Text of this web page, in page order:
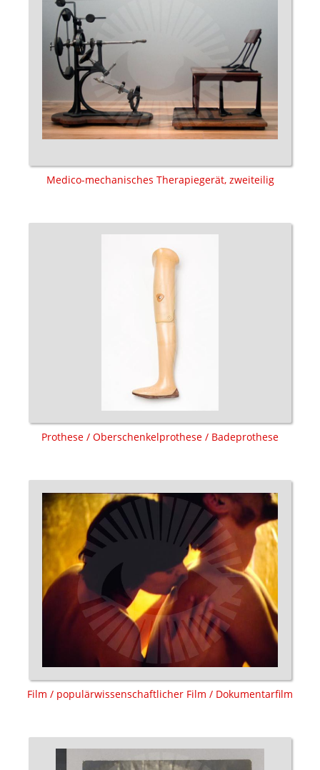
Medico-mechanisches Therapiegerät, zweiteilig
Prothese / Oberschenkelprothese / Badeprothese
Film / populärwissenschaftlicher Film / Dokumentarfilm